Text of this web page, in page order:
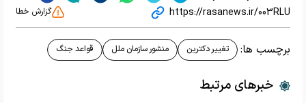
https://rasanews.ir/003RLU گزارش خطا
برچسب ها: تغییر دکترین منشور سازمان ملل قواعد جنگ
خبرهای مرتبط